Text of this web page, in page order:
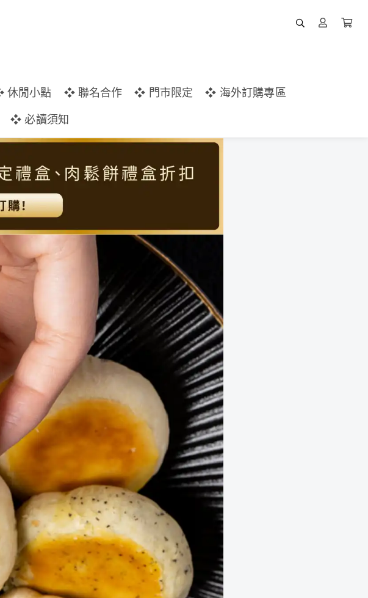
休閒小點 ❖ 聯名合作 ❖ 門市限定
❖ 海外訂購專區
❖ 必讀須知